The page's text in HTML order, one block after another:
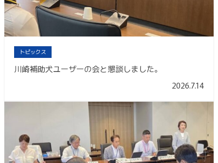
トピックス
川崎補助犬ユーザーの会と懇談しました。
2026.7.14